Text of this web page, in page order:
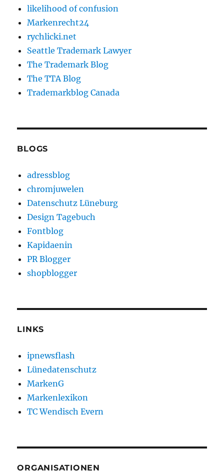
likelihood of confusion
Markenrecht24
rychlicki.net
Seattle Trademark Lawyer
The Trademark Blog
The TTA Blog
Trademarkblog Canada
BLOGS
adressblog
chromjuwelen
Datenschutz Lüneburg
Design Tagebuch
Fontblog
Kapidaenin
PR Blogger
shopblogger
LINKS
ipnewsflash
Lünedatenschutz
MarkenG
Markenlexikon
TC Wendisch Evern
ORGANISATIONEN